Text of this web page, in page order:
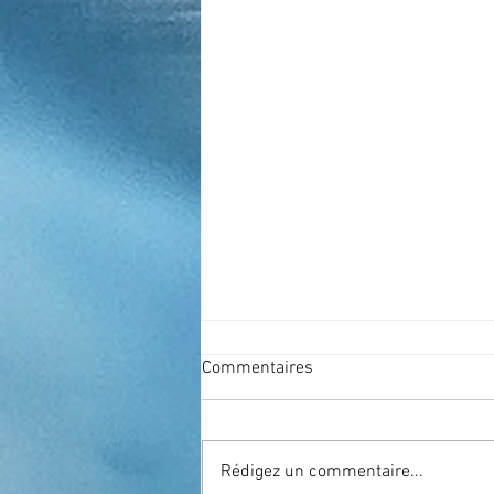
Commentaires
Rédigez un commentaire...